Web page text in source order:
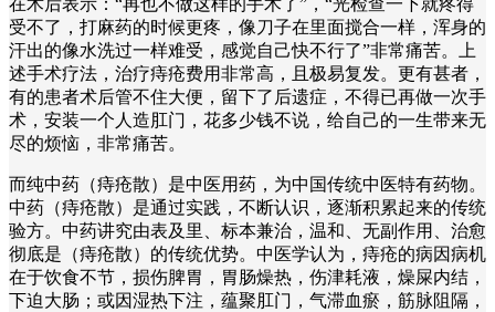
受不了，打麻药的时候更疼，像刀子在里面搅合一样，浑身的
汗出的像水洗过一样难受，感觉自己快不行了”非常痛苦。上
述手术疗法，治疗痔疮费用非常高，且极易复发。更有甚者，
有的患者术后管不住大便，留下了后遗症，不得已再做一次手
术，安装一个人造肛门，花多少钱不说，给自己的一生带来无
尽的烦恼，非常痛苦。
而纯中药（痔疮散）是中医用药，为中国传统中医特有药物。
中药（痔疮散）是通过实践，不断认识，逐渐积累起来的传统
验方。中药讲究由表及里、标本兼治，温和、无副作用、治愈
彻底是（痔疮散）的传统优势。中医学认为，痔疮的病因病机
在于饮食不节，损伤脾胃，胃肠燥热，伤津耗液，燥屎内结，
下迫大肠；或因湿热下注，蕴聚肛门，气滞血瘀，筋脉阻隔，